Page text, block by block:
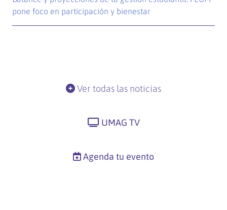
pone foco en participación y bienestar
Ver todas las noticias
UMAG TV
Agenda tu evento